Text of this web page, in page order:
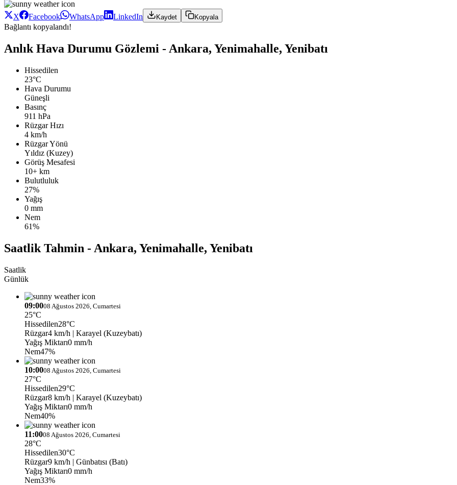
X Facebook WhatsApp LinkedIn Kaydet Kopyala
Bağlantı kopyalandı!
Anlık Hava Durumu Gözlemi - Ankara, Yenimahalle, Yenibatı
Hissedilen
23°C
Hava Durumu
Güneşli
Basınç
911 hPa
Rüzgar Hızı
4 km/h
Rüzgar Yönü
Yıldız (Kuzey)
Görüş Mesafesi
10+ km
Bulutluluk
27%
Yağış
0 mm
Nem
61%
Saatlik Tahmin - Ankara, Yenimahalle, Yenibatı
Saatlik
Günlük
09:0008 Ağustos 2026, Cumartesi
25°C
Hissedilen28°C
Rüzgar4 km/h | Karayel (Kuzeybatı)
Yağış Miktarı0 mm/h
Nem47%
10:0008 Ağustos 2026, Cumartesi
27°C
Hissedilen29°C
Rüzgar8 km/h | Karayel (Kuzeybatı)
Yağış Miktarı0 mm/h
Nem40%
11:0008 Ağustos 2026, Cumartesi
28°C
Hissedilen30°C
Rüzgar9 km/h | Günbatısı (Batı)
Yağış Miktarı0 mm/h
Nem33%